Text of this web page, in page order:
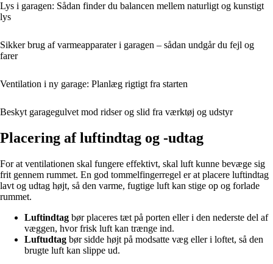
Lys i garagen: Sådan finder du balancen mellem naturligt og kunstigt
lys
Sikker brug af varmeapparater i garagen – sådan undgår du fejl og
farer
Ventilation i ny garage: Planlæg rigtigt fra starten
Beskyt garagegulvet mod ridser og slid fra værktøj og udstyr
Placering af luftindtag og -udtag
For at ventilationen skal fungere effektivt, skal luft kunne bevæge sig
frit gennem rummet. En god tommelfingerregel er at placere luftindtag
lavt og udtag højt, så den varme, fugtige luft kan stige op og forlade
rummet.
Luftindtag bør placeres tæt på porten eller i den nederste del af
væggen, hvor frisk luft kan trænge ind.
Luftudtag bør sidde højt på modsatte væg eller i loftet, så den
brugte luft kan slippe ud.